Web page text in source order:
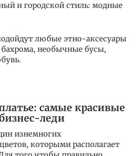
и городской стиль: модные
любые этно-аксесуары
необычные бусы,
самые красивые
леди
изнемногих
которыми располагает